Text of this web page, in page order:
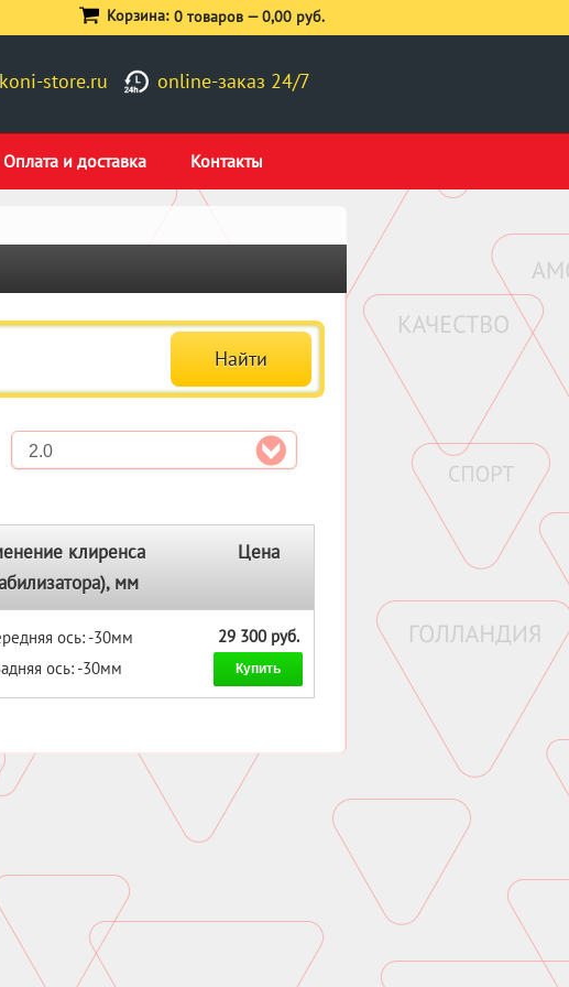
store.ru online-заказ 24/7
Оплата и доставка Контакты
Корзина: 0 товаров —0,00 руб.
2.0
клиренса
мм
Цена
ось: -30мм
ось: -30мм
29 300 руб.
Купить